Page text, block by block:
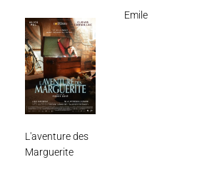
Emile
L'aventure des
Marguerite